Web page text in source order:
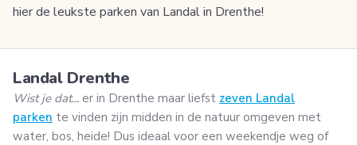
hier de leukste parken van Landal in Drenthe!
Landal Drenthe
Wist je dat... er in Drenthe maar liefst zeven Landal
parken te vinden zijn midden in de natuur omgeven met
water, bos, heide! Dus ideaal voor een weekendje weg of